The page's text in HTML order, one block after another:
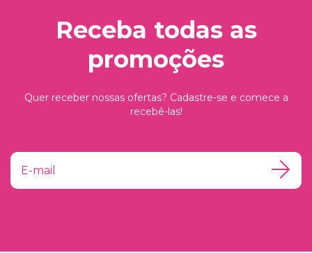
Receba todas as
promoções
Quer receber nossas ofertas? Cadastre-se e comece a
recebê-las!